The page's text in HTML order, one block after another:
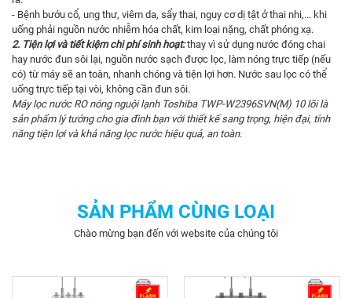
- Bệnh bướu cổ, ung thư, viêm da, sẩy thai, nguy cơ dị tật ở thai nhi,... khi
uống phải nguồn nước nhiễm hóa chất, kim loại nặng, chất phóng xạ.
2. Tiện lợi và tiết kiệm chi phí sinh hoạt:thay vì sử dụng nước đóng chai
hay nước đun sôi lại, nguồn nước sạch được lọc, làm nóng trực tiếp (nếu
có) từ máy sẽ an toàn, nhanh chóng và tiện lợi hơn. Nước sau lọc có thể
uống trực tiếp tại vòi, không cần đun sôi.
Máy lọc nước RO nóng nguội lạnh Toshiba TWP-W2396SVN(M) 10 lõi là
sản phẩm lý tưởng cho gia đình bạn với thiết kế sang trọng, hiện đại, tính
năng tiện lợi và khả năng lọc nước hiệu quả, an toàn.
SẢN PHẨM CÙNG LOẠI
Chào mừng bạn đến với website của chúng tôi